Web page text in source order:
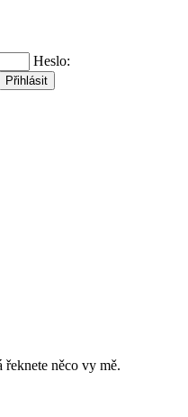
Heslo:
něco vy mě.